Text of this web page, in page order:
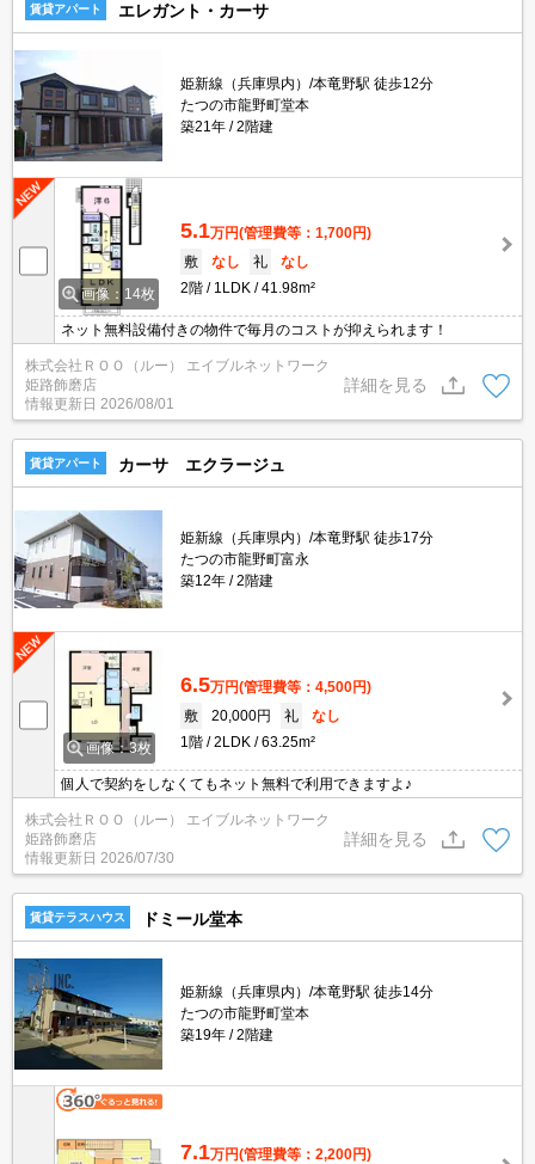
賃貸アパート エレガント・カーサ
姫新線（兵庫県内）/本竜野駅 徒歩12分
たつの市龍野町堂本
築21年
2階建
画像：14枚
5.1万円(管理費等：1,700円)
敷
なし 礼
なし
2階
1LDK 41.98m²
ネット無料設備付きの物件で毎月のコストが抑えられます！
株式会社ＲＯＯ（ルー） エイブルネットワーク
姫路飾磨店
情報更新日 2026/08/01
詳細を見る
賃貸アパート カーサ エクラージュ
姫新線（兵庫県内）/本竜野駅 徒歩17分
たつの市龍野町富永
築12年
2階建
画像：3枚
6.5万円(管理費等：4,500円)
敷
20,000円 礼
なし
1階
2LDK 63.25m²
個人で契約をしなくてもネット無料で利用できますよ♪
株式会社ＲＯＯ（ルー） エイブルネットワーク
姫路飾磨店
情報更新日 2026/07/30
詳細を見る
賃貸テラスハウス ドミール堂本
姫新線（兵庫県内）/本竜野駅 徒歩14分
たつの市龍野町堂本
築19年
2階建
7.1万円(管理費等：2,200円)